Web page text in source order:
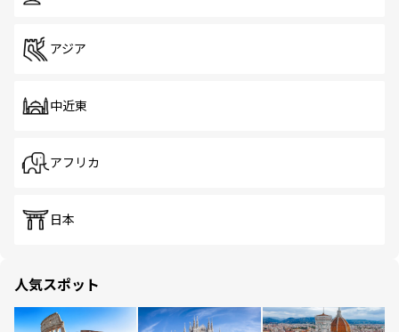
アジア
中近東
アフリカ
日本
人気スポット